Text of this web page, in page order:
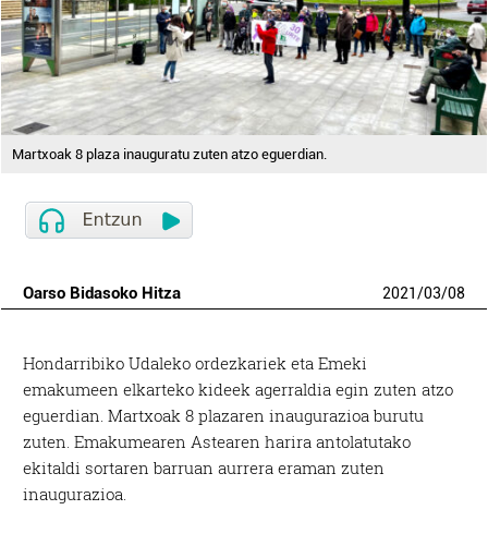
Martxoak 8 plaza inauguratu zuten atzo eguerdian.
Oarso Bidasoko Hitza 2021/03/08
Hondarribiko Udaleko ordezkariek eta Emeki
emakumeen elkarteko kideek agerraldia egin zuten atzo
eguerdian. Martxoak 8 plazaren inaugurazioa burutu
zuten. Emakumearen Astearen harira antolatutako
ekitaldi sortaren barruan aurrera eraman zuten
inaugurazioa.